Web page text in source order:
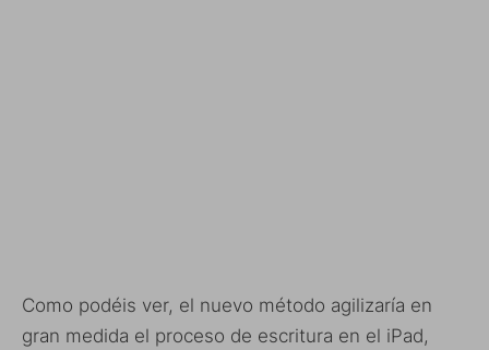
Como podéis ver, el nuevo método agilizaría en
gran medida el proceso de escritura en el iPad,